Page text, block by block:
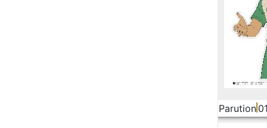
Parution